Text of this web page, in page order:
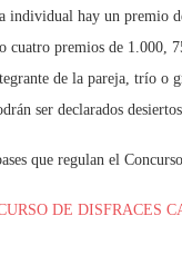
individual hay un premio
cuatro premios de 1.000,
de la pareja, trío o
ser declarados desiertos.
que regulan el
DE DISFRACES